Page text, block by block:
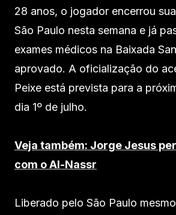
28 anos, o jogador encerrou
São Paulo nesta semana e já
exames médicos na Baixada
aprovado. A oficialização do
Peixe está prevista para a
dia 1º de julho.
Veja também: Jorge Jesus
com o Al-Nassr
Liberado pelo São Paulo